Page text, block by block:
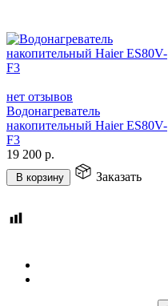
нет отзывов
Водонагреватель
накопительный Haier ES80V-
F3
19 200 р.
В корзину Заказать